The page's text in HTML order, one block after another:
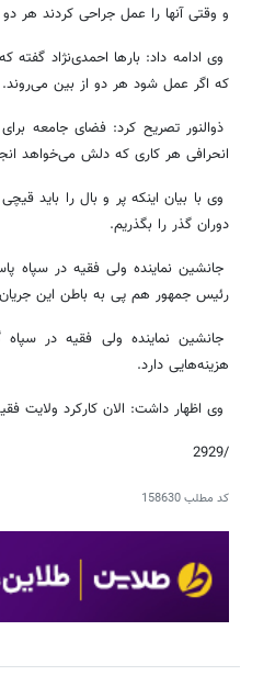
و وقتی آنها را عمل جراحی کردند هر دو
وی ادامه داد: بارها احمدی‌نژاد
که اگر عمل شود هر دو از بین می‌روند.
ذوالنور تصریح کرد: فضای جامعه
انحرافی هر کاری که دلش می‌خواهد
وی با بیان اینکه پر و بال را باید
دوران گذر را بگذریم.
جانشین نماینده ولی فقیه در سپاه
رئیس جمهور هم پی به باطن این جریان
جانشین نماینده ولی فقیه در
هزینه‌هایی دارد.
وی اظهار داشت: الان کارکرد
/2929
کد مطلب158630